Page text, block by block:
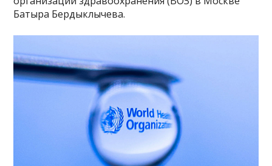
Батыра Бердыклычева.